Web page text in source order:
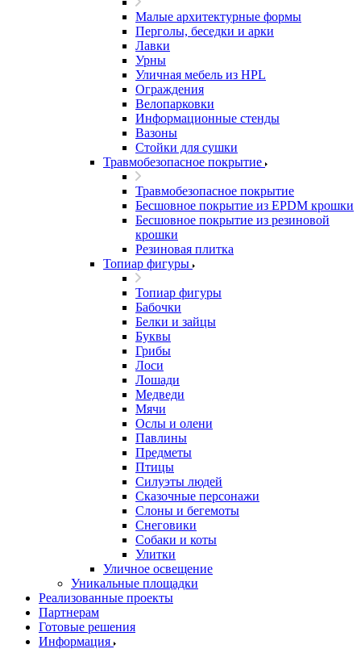
Малые архитектурные формы
Перголы, беседки и арки
Лавки
Урны
Уличная мебель из HPL
Ограждения
Велопарковки
Информационные стенды
Вазоны
Стойки для сушки
Травмобезопасное покрытие
Травмобезопасное покрытие
Бесшовное покрытие из EPDM крошки
Бесшовное покрытие из резиновой
крошки
Резиновая плитка
Топиар фигуры
Топиар фигуры
Бабочки
Белки и зайцы
Буквы
Грибы
Лоси
Лошади
Медведи
Мячи
Ослы и олени
Павлины
Предметы
Птицы
Силуэты людей
Сказочные персонажи
Слоны и бегемоты
Снеговики
Собаки и коты
Улитки
Уличное освещение
Уникальные площадки
Реализованные проекты
Партнерам
Готовые решения
Информация